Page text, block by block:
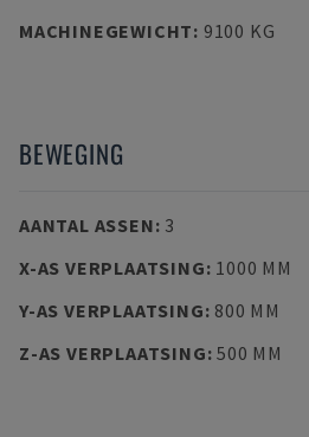
MACHINEGEWICHT: 9100 KG
BEWEGING
AANTAL ASSEN: 3
X-AS VERPLAATSING: 1000 MM
Y-AS VERPLAATSING: 800 MM
Z-AS VERPLAATSING:500 MM